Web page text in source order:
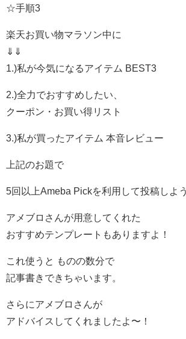
☆手順3
楽天お買い物マラソン中に
⇓⇓
1.)私が今気になるアイテム BEST3
2.)全力でおすすめしたい、
クーポン・お買い得リスト
3.)私が買ったアイテム 本音レビュー
上記のお題で
5回以上Ameba Pickを利用して投稿しよう
アメブロさんが用意してくれた
おすすめテンプレートもありますよ！
これ使うと ものの数分で
記事書きできちゃいます。
さらにアメブロさんが
アドバイスしてくれましたよ〜！